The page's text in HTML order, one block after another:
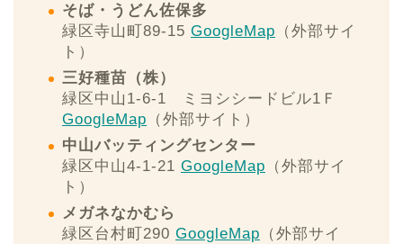
そば・うどん佐保多
緑区寺山町89-15 GoogleMap （外部サイ
ト）
三好種苗（株）
緑区中山1-6-1 ミヨシシードビル1Ｆ
GoogleMap （外部サイト）
中山バッティングセンター
緑区中山4-1-21 GoogleMap （外部サイ
ト）
メガネなかむら
緑区台村町290 GoogleMap （外部サイ